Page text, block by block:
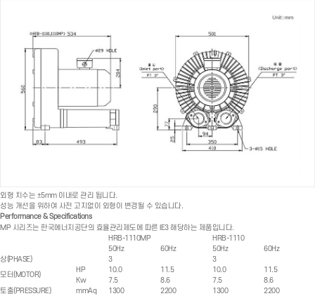
외형 치수는 ±5mm 이내로 관리 됩니다.
성능 개선을 위하여 사전 고지없이 외형이 변경될 수 있습니다.
Performance & Specifications
MP 시리즈는 한국에너지공단의 효율관리제도에 따른 IE3 해당하는 제품입니다.
HRB-1110MP
HRB-1110
50Hz
60Hz 50Hz
60Hz
상 (PHASE) 3
3
모터 (MOTOR)
HP 10.0 11.5 10.0
11.5
Kw
7.5 8.6 7.5
8.6
토출 (PRESSURE) mmAq 1300 2200 1300
2200